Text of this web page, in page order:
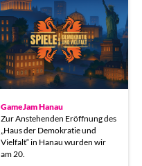
GameJam Hanau
Zur Anstehenden Eröffnung des
„Haus der Demokratie und
Vielfalt“ in Hanau wurden wir
am 20.